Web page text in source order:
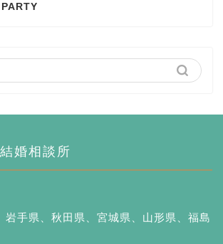
婚相談所
岩手県、 秋田県、 宮城県、 山形県、 福島